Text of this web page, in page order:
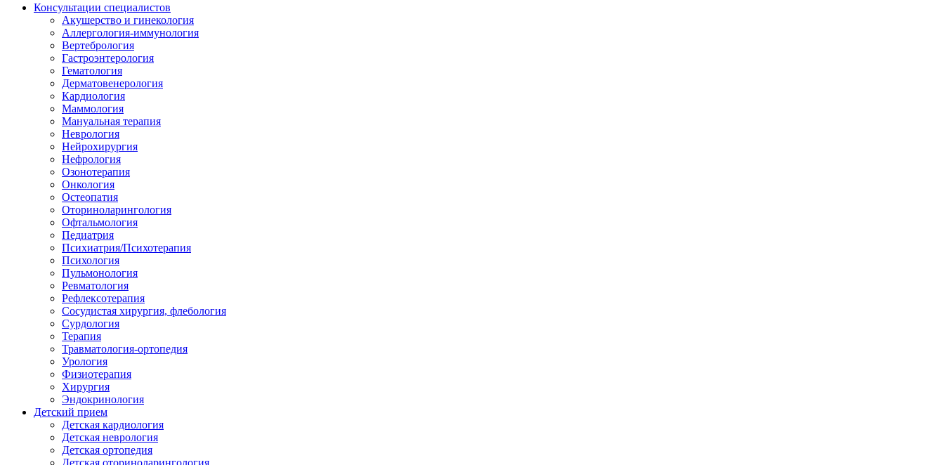
Консультации специалистов
Акушерство и гинекология
Аллергология-иммунология
Вертебрология
Гастроэнтерология
Гематология
Дерматовенерология
Кардиология
Маммология
Мануальная терапия
Неврология
Нейрохирургия
Нефрология
Озонотерапия
Онкология
Остеопатия
Оториноларингология
Офтальмология
Педиатрия
Психиатрия/Психотерапия
Психология
Пульмонология
Ревматология
Рефлексотерапия
Сосудистая хирургия, флебология
Сурдология
Терапия
Травматология-ортопедия
Урология
Физиотерапия
Хирургия
Эндокринология
Детский прием
Детская кардиология
Детская неврология
Детская ортопедия
Детская оториноларингология